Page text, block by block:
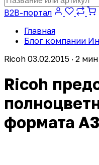
B2B-портал
Главная
Блог компании
Ricoh 03.02.2015 · 2
Ricoh
формата А3